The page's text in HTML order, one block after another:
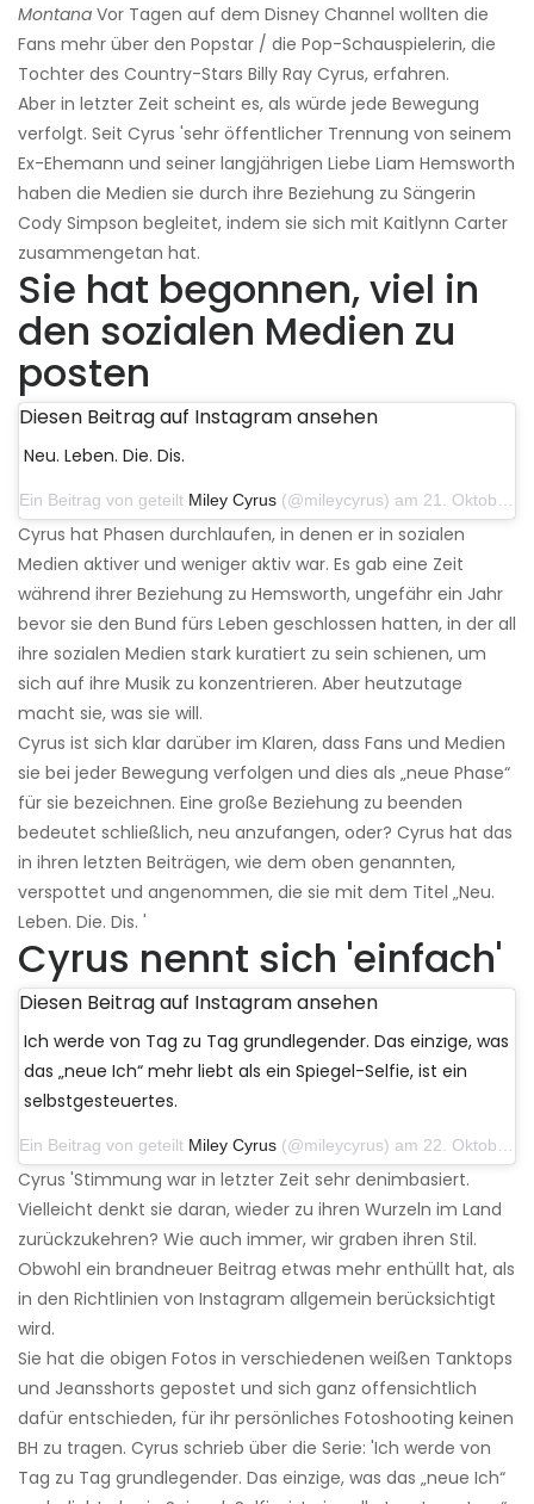
Montana Vor Tagen auf dem Disney Channel wollten die
Fans mehr über den Popstar / die Pop-Schauspielerin, die
Tochter des Country-Stars Billy Ray Cyrus, erfahren.
Aber in letzter Zeit scheint es, als würde jede Bewegung
verfolgt. Seit Cyrus 'sehr öffentlicher Trennung von seinem
Ex-Ehemann und seiner langjährigen Liebe Liam Hemsworth
haben die Medien sie durch ihre Beziehung zu Sängerin
Cody Simpson begleitet, indem sie sich mit Kaitlynn Carter
zusammengetan hat.
Sie hat begonnen, viel in
den sozialen Medien zu
posten
Diesen Beitrag auf Instagram ansehen
Neu. Leben. Die. Dis.
Ein Beitrag von geteilt Miley Cyrus (@mileycyrus) am 21. Oktober 2019 um 12:31 Uhr PDT
Cyrus hat Phasen durchlaufen, in denen er in sozialen
Medien aktiver und weniger aktiv war. Es gab eine Zeit
während ihrer Beziehung zu Hemsworth, ungefähr ein Jahr
bevor sie den Bund fürs Leben geschlossen hatten, in der all
ihre sozialen Medien stark kuratiert zu sein schienen, um
sich auf ihre Musik zu konzentrieren. Aber heutzutage
macht sie, was sie will.
Cyrus ist sich klar darüber im Klaren, dass Fans und Medien
sie bei jeder Bewegung verfolgen und dies als „neue Phase“
für sie bezeichnen. Eine große Beziehung zu beenden
bedeutet schließlich, neu anzufangen, oder? Cyrus hat das
in ihren letzten Beiträgen, wie dem oben genannten,
verspottet und angenommen, die sie mit dem Titel „Neu.
Leben. Die. Dis. '
Cyrus nennt sich 'einfach'
Diesen Beitrag auf Instagram ansehen
Ich werde von Tag zu Tag grundlegender. Das einzige, was
das „neue Ich“ mehr liebt als ein Spiegel-Selfie, ist ein
selbstgesteuertes.
Ein Beitrag von geteilt Miley Cyrus (@mileycyrus) am 22. Oktober 2019 um 11:39 Uhr PDT
Cyrus 'Stimmung war in letzter Zeit sehr denimbasiert.
Vielleicht denkt sie daran, wieder zu ihren Wurzeln im Land
zurückzukehren? Wie auch immer, wir graben ihren Stil.
Obwohl ein brandneuer Beitrag etwas mehr enthüllt hat, als
in den Richtlinien von Instagram allgemein berücksichtigt
wird.
Sie hat die obigen Fotos in verschiedenen weißen Tanktops
und Jeansshorts gepostet und sich ganz offensichtlich
dafür entschieden, für ihr persönliches Fotoshooting keinen
BH zu tragen. Cyrus schrieb über die Serie: 'Ich werde von
Tag zu Tag grundlegender. Das einzige, was das „neue Ich“